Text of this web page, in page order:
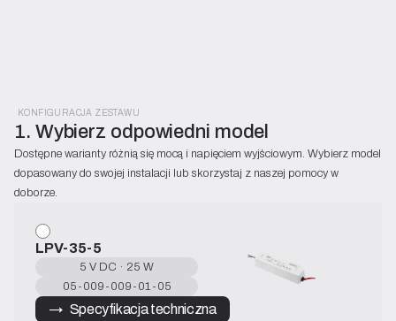
KONFIGURACJA ZESTAWU
1. Wybierz odpowiedni model
Dostępne warianty różnią się mocą i napięciem wyjściowym. Wybierz model
dopasowany do swojej instalacji lub skorzystaj z naszej pomocy w
doborze.
LPV-35-5
5 V DC · 25 W
05-009-009-01-05
→   Specyfikacja techniczna